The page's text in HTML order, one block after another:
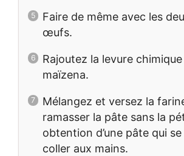
Faire de même avec les
œufs.
Rajoutez la levure
maïzena.
Mélangez et versez la
ramasser la pâte sans la
obtention d’une pâte qui
coller aux mains.